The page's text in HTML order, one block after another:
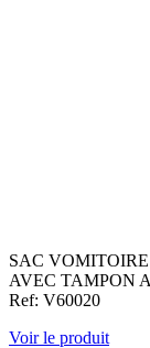
SAC
AVEC TAMPON
Ref: V60020
Voir le produit